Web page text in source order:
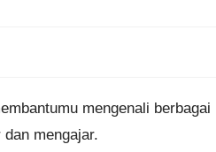
mengenali berbagai
mengajar.